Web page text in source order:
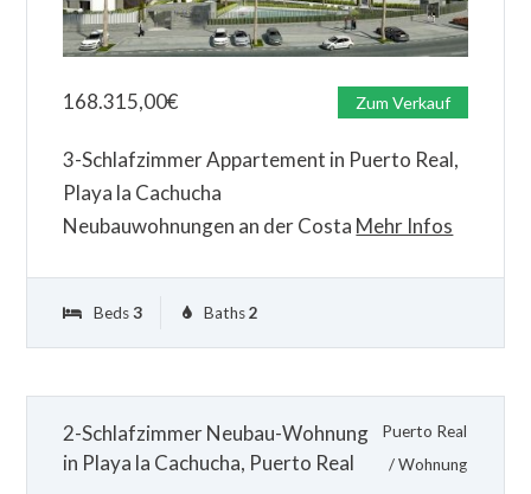
168.315,00€ Zum Verkauf
3-Schlafzimmer Appartement in Puerto Real,
Playa la Cachucha
Neubauwohnungen an der Costa Mehr Infos
Beds 3 Baths 2
2-Schlafzimmer Neubau-Wohnung
in Playa la Cachucha, Puerto Real
Puerto Real
/Wohnung